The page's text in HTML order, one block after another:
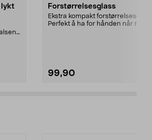
lykt
Forstørrelsesglass
Ekstra kompakt forstørrelsesglass.
Perfekt å ha for hånden når man
99,90